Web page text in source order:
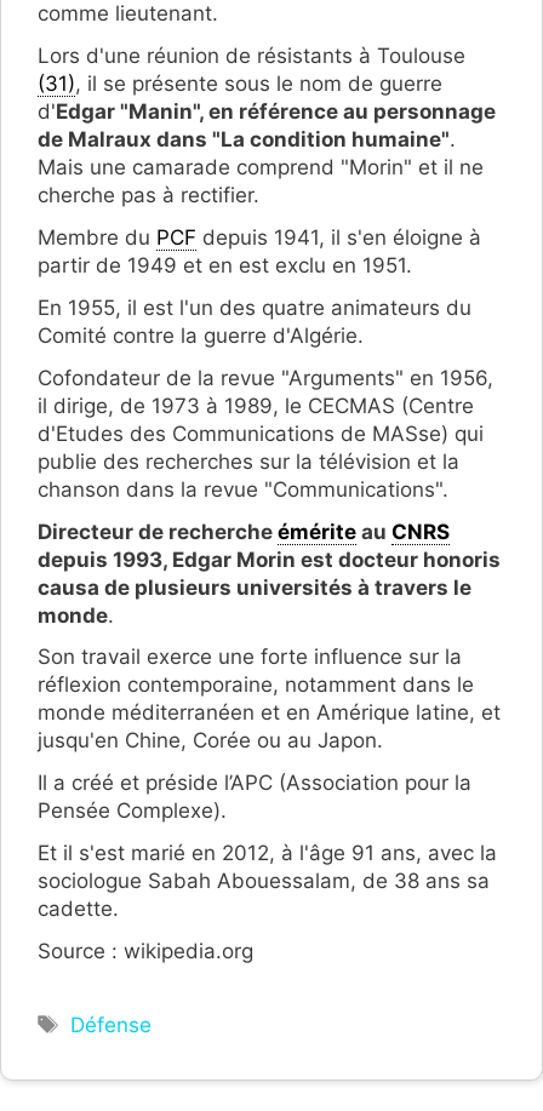
comme lieutenant.
Lors d'une réunion de résistants à Toulouse
(31), il se présente sous le nom de guerre
d'Edgar "Manin", en référence au personnage
de Malraux dans "La condition humaine".
Mais une camarade comprend "Morin" et il ne
cherche pas à rectifier.
Membre du PCF depuis 1941, il s'en éloigne à
partir de 1949 et en est exclu en 1951.
En 1955, il est l'un des quatre animateurs du
Comité contre la guerre d'Algérie.
Cofondateur de la revue "Arguments" en 1956,
il dirige, de 1973 à 1989, le CECMAS (Centre
d'Etudes des Communications de MASse) qui
publie des recherches sur la télévision et la
chanson dans la revue "Communications".
Directeur de recherche émérite au CNRS
depuis 1993, Edgar Morin est docteur honoris
causa de plusieurs universités à travers le
monde.
Son travail exerce une forte influence sur la
réflexion contemporaine, notamment dans le
monde méditerranéen et en Amérique latine, et
jusqu'en Chine, Corée ou au Japon.
Il a créé et préside l’APC (Association pour la
Pensée Complexe).
Et il s'est marié en 2012, à l'âge 91 ans, avec la
sociologue Sabah Abouessalam, de 38 ans sa
cadette.
Source : wikipedia.org
Étiquettes
Défense